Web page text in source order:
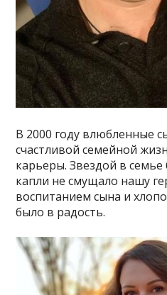
В 2000 году влюбленные
счастливой семейной
карьеры. Звездой в
капли не смущало нашу
воспитанием сына и
было в радость.